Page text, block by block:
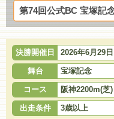
決勝開催日 2026年6月29日
舞台 宝塚記念
コース 阪神2200m(芝)
出走条件 3歳以上